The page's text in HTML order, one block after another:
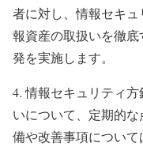
者に対し、情報セキ
報資産の取扱いを徹
発を実施します。
4. 情報セキュリティ
いについて、定期的
備や改善事項について